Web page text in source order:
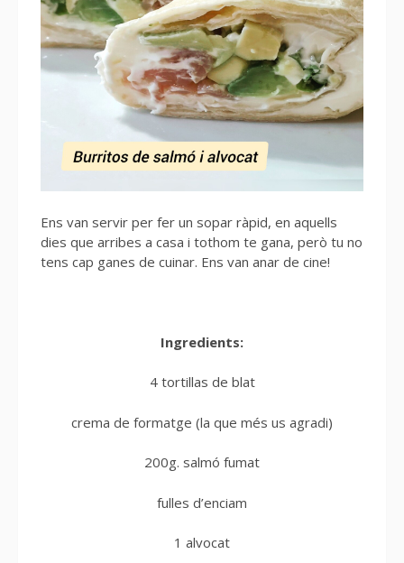
Ens van servir per fer un sopar ràpid, en aquells
dies que arribes a casa i tothom te gana, però tu no
tens cap ganes de cuinar. Ens van anar de cine!
Ingredients:
4 tortillas de blat
crema de formatge (la que més us agradi)
200g. salmó fumat
fulles d’enciam
1 alvocat